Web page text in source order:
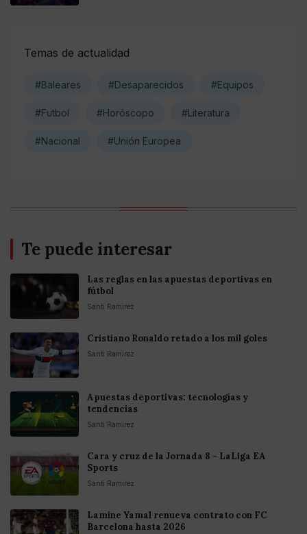
Temas de actualidad
#Baleares #Desaparecidos #Equipos
#Futbol #Horóscopo #Literatura
#Nacional #Unión Europea
Te puede interesar
Las reglas en las apuestas deportivas en
fútbol
Santi Ramirez
Cristiano Ronaldo retado a los mil goles
Santi Ramirez
Apuestas deportivas: tecnologías y
tendencias
Santi Ramirez
Cara y cruz de la Jornada 8 - LaLiga EA
Sports
Santi Ramirez
Lamine Yamal renueva contrato con FC
Barcelona hasta 2026